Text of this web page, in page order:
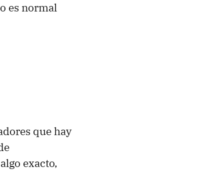
es normal
que hay
exacto,